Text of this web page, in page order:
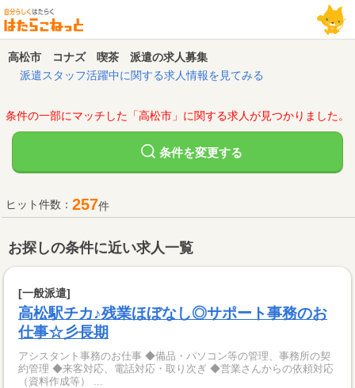
高松市 コナズ 喫茶 派遣の求人募集
派遣スタッフ活躍中に関する求人情報を見てみる
条件の一部にマッチした「高松市」に関する求人が見つかりました。
条件を変更する
ヒット件数： 257件
お探しの条件に近い求人一覧
[一般派遣]
高松駅チカ♪残業ほぼなし◎サポート事務のお
仕事☆彡長期
アシスタント事務のお仕事 ◆備品・パソコン等の管理、事務所の契
約管理 ◆来客対応、電話対応・取り次ぎ ◆営業さんからの依頼対応
（資料作成等） ...